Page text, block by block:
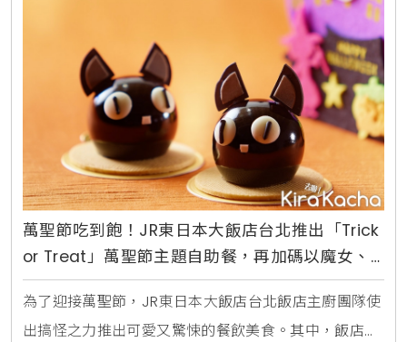
鬼，可以直接從台北車站搭乘「萬聖墓碑特快車」不用
萬聖節吃到飽！JR東日本大飯店台北推出「Trick
or Treat」萬聖節主題自助餐，再加碼以魔女、
木乃伊、鬼魂為元素推出鹹、甜組合萬聖節下午
茶
為了迎接萬聖節，JR東日本大飯店台北飯店主廚團隊使
出搞怪之力推出可愛又驚悚的餐飲美食。其中，飯店月